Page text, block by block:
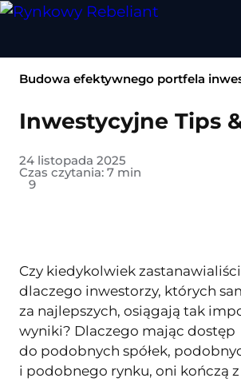
Budowa efektywnego portfela
Inwestycyjne Tips
24 listopada 2025
Czas czytania: 7 min
9
Czy kiedykolwiek
dlaczego inwestorzy, których
za najlepszych, osiągają tak
wyniki? Dlaczego mając dostęp
do podobnych spółek,
i podobnego rynku, oni kończą